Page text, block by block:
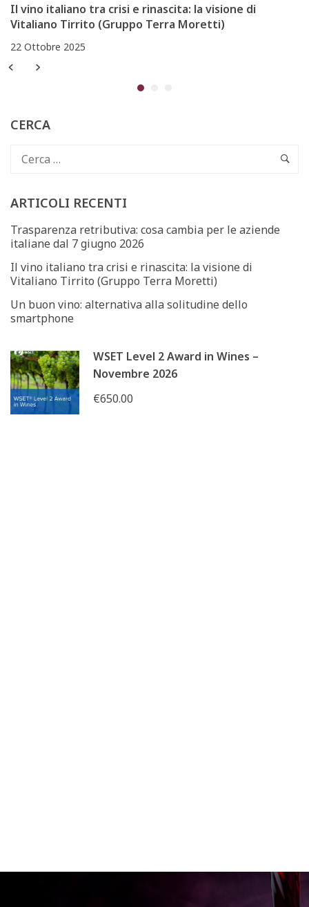
Il vino italiano tra crisi e rinascita: la visione di
Vitaliano Tirrito (Gruppo Terra Moretti)
22 Ottobre 2025
CERCA
ARTICOLI RECENTI
Trasparenza retributiva: cosa cambia per le aziende
italiane dal 7 giugno 2026
Il vino italiano tra crisi e rinascita: la visione di
Vitaliano Tirrito (Gruppo Terra Moretti)
Un buon vino: alternativa alla solitudine dello
smartphone
WSET Level 2 Award in Wines –
Novembre 2026
€650.00